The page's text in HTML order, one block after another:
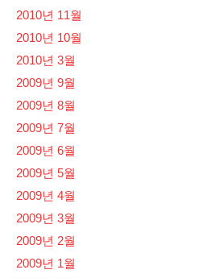
2010년 11월
2010년 10월
2010년 3월
2009년 9월
2009년 8월
2009년 7월
2009년 6월
2009년 5월
2009년 4월
2009년 3월
2009년 2월
2009년 1월